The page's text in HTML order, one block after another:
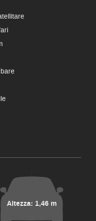
Altezza: 1,46 m